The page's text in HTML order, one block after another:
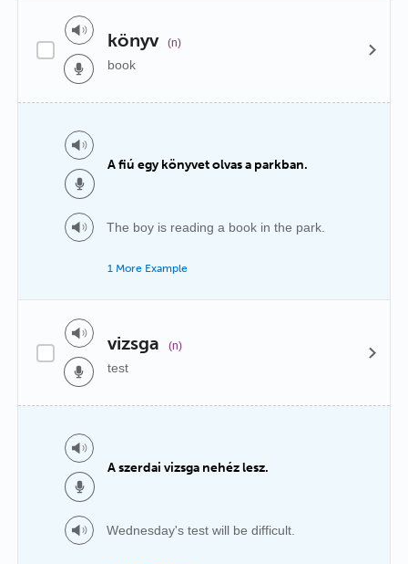
könyv (n)
book
A fiú egy könyvet olvas a parkban.
The boy is reading a book in the park.
1 More Example
vizsga (n)
test
A szerdai vizsga nehéz lesz.
Wednesday's test will be difficult.